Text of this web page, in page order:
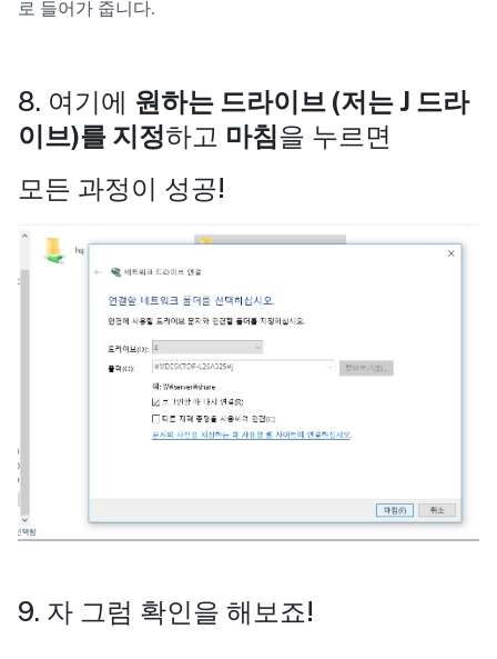
로 들어가 줍니다.
8. 여기에 원하는 드라이브 (저는 J 드라
이브)를 지정하고 마침을 누르면
모든 과정이 성공!
9. 자 그럼 확인을 해보죠!